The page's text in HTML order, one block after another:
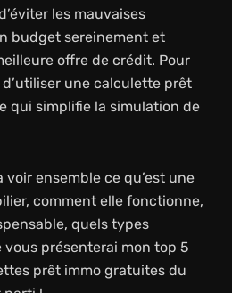
les mauvaises
budget sereinement et
offre de crédit. Pour
une calculette prêt
qui simplifie la simulation de
ensemble ce qu’est une
comment elle fonctionne,
quels types
présenterai mon top 5
prêt immo gratuites du